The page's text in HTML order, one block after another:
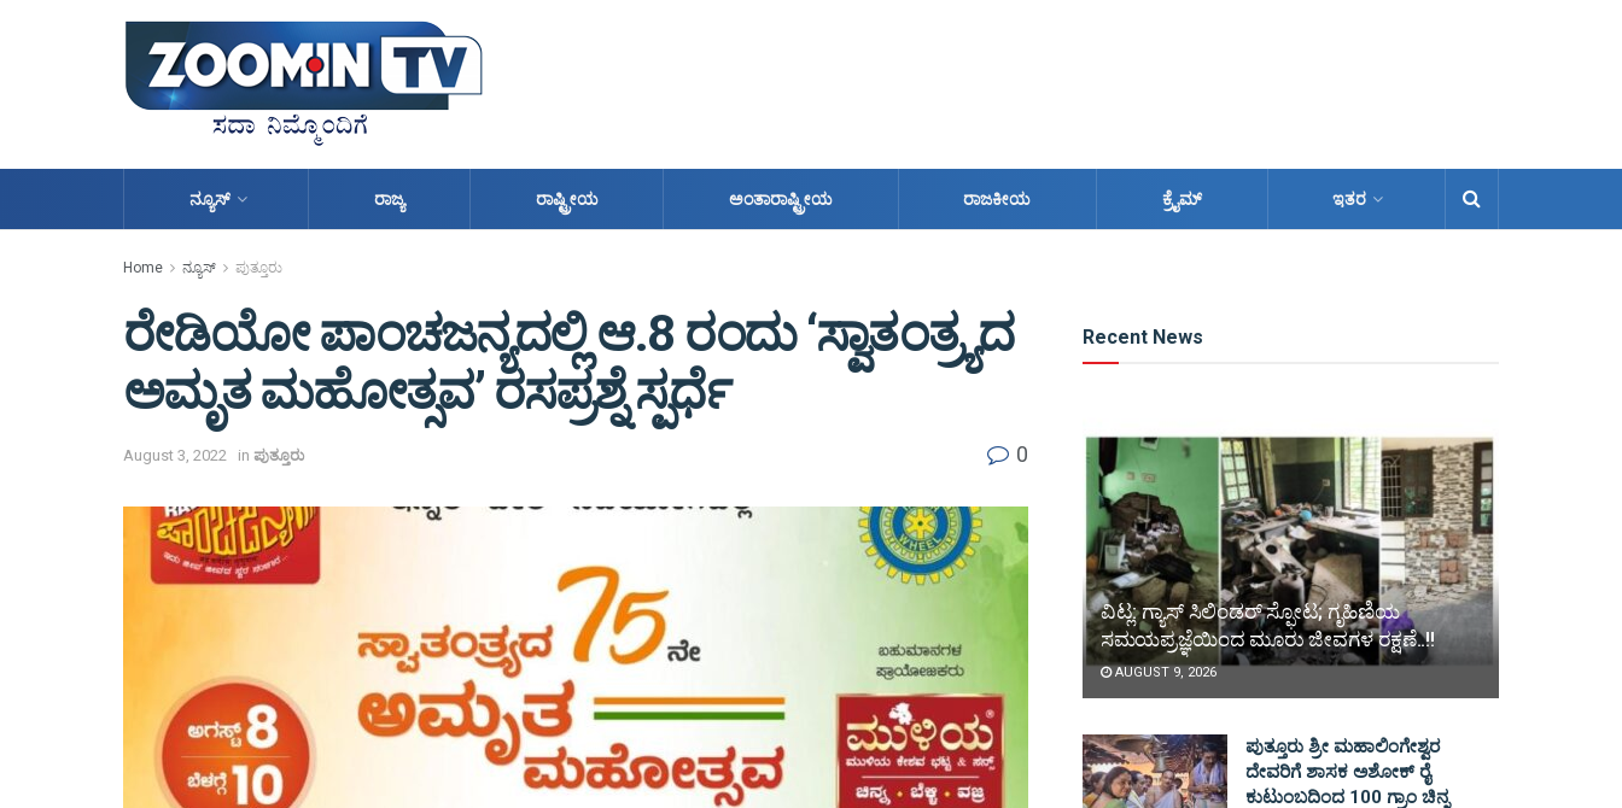
ನ್ಯೂಸ್ ರಾಜ್ಯ ರಾಷ್ಟ್ರೀಯ ಅಂತಾರಾಷ್ಟ್ರೀಯ ರಾಜಕೀಯ ಕ್ರೈಮ್ ಇತರ
Home ನ್ಯೂಸ್ ಪುತ್ತೂರು
ರೇಡಿಯೋ ಪಾಂಚಜನ್ಯದಲ್ಲಿ ಆ.8 ರಂದು ‘ಸ್ವಾತಂತ್ರ್ಯದ
ಅಮೃತ ಮಹೋತ್ಸವ’ ರಸಪ್ರಶ್ನೆ ಸ್ಪರ್ಧೆ
August 3, 2022 in ಪುತ್ತೂರು 0
Recent News
ವಿಟ್ಲ: ಗ್ಯಾಸ್ ಸಿಲಿಂಡರ್ ಸ್ಫೋಟ; ಗೃಹಿಣಿಯ
ಸಮಯಪ್ರಜ್ಞೆಯಿಂದ ಮೂರು ಜೀವಗಳ ರಕ್ಷಣೆ..!!
AUGUST 9, 2026
ಪುತ್ತೂರು ಶ್ರೀ ಮಹಾಲಿಂಗೇಶ್ವರ
ದೇವರಿಗೆ ಶಾಸಕ ಅಶೋಕ್ ರೈ
ಕುಟುಂಬದಿಂದ 100 ಗ್ರಾಂ ಚಿನ್ನ